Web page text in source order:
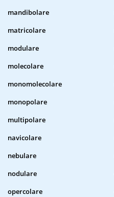
mandibolare
matricolare
modulare
molecolare
monomolecolare
monopolare
multipolare
navicolare
nebulare
nodulare
opercolare